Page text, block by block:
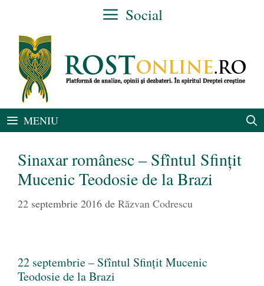
conținut
Social
MENIU
Sinaxar românesc – Sfîntul Sfințit
Mucenic Teodosie de la Brazi
22 septembrie 2016 de Răzvan Codrescu
22 septembrie – Sfîntul Sfințit Mucenic
Teodosie de la Brazi